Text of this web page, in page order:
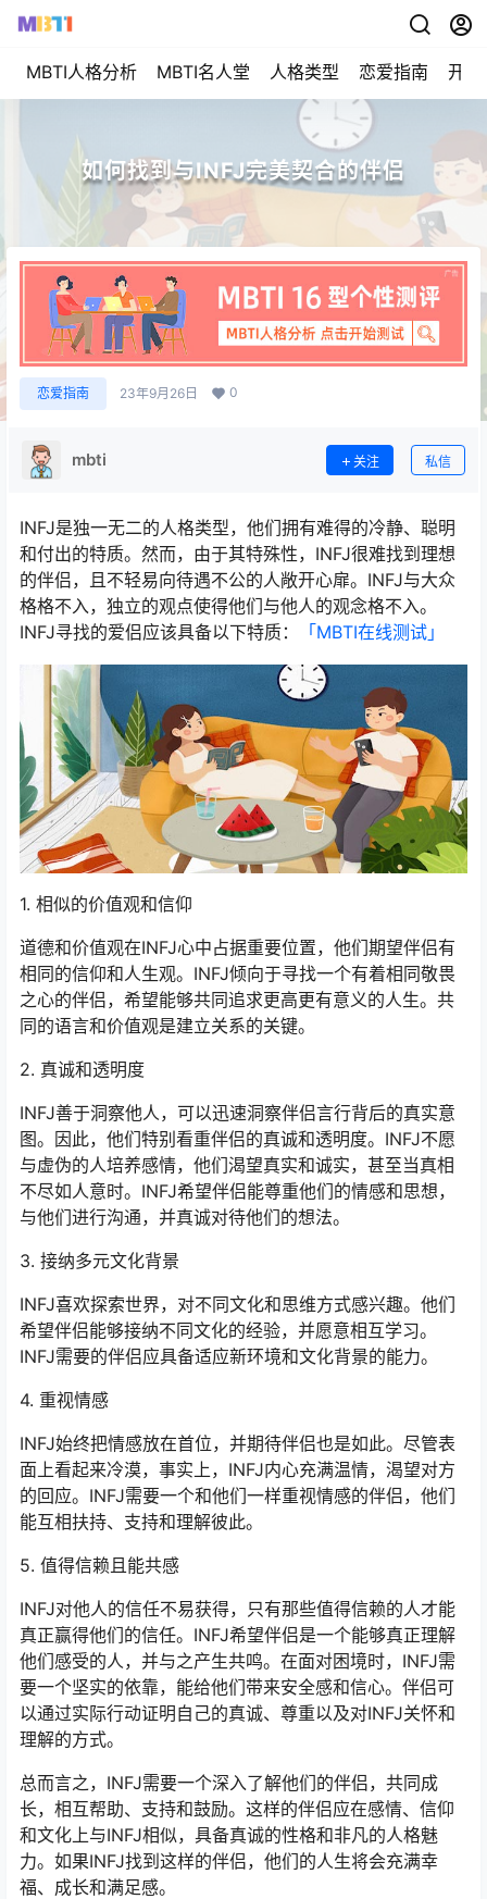
MBTI人格分析 MBTI名人堂 人格类型 恋爱指南 开始
如何找到与INFJ完美契合的伴侣
恋爱指南 23年9月26日 0
mbti 关注 私信
INFJ是独一无二的人格类型，他们拥有难得的冷静、聪明
和付出的特质。然而，由于其特殊性，INFJ很难找到理想
的伴侣，且不轻易向待遇不公的人敞开心扉。INFJ与大众
格格不入，独立的观点使得他们与他人的观念格不入。
INFJ寻找的爱侣应该具备以下特质：
「MBTI在线测试​」
1. 相似的价值观和信仰
道德和价值观在INFJ心中占据重要位置，他们期望伴侣有
相同的信仰和人生观。INFJ倾向于寻找一个有着相同敬畏
之心的伴侣，希望能够共同追求更高更有意义的人生。共
同的语言和价值观是建立关系的关键。
2. 真诚和透明度
INFJ善于洞察他人，可以迅速洞察伴侣言行背后的真实意
图。因此，他们特别看重伴侣的真诚和透明度。INFJ不愿
与虚伪的人培养感情，他们渴望真实和诚实，甚至当真相
不尽如人意时。INFJ希望伴侣能尊重他们的情感和思想，
与他们进行沟通，并真诚对待他们的想法。
3. 接纳多元文化背景
INFJ喜欢探索世界，对不同文化和思维方式感兴趣。他们
希望伴侣能够接纳不同文化的经验，并愿意相互学习。
INFJ需要的伴侣应具备适应新环境和文化背景的能力。
4. 重视情感
INFJ始终把情感放在首位，并期待伴侣也是如此。尽管表
面上看起来冷漠，事实上，INFJ内心充满温情，渴望对方
的回应。INFJ需要一个和他们一样重视情感的伴侣，他们
能互相扶持、支持和理解彼此。
5. 值得信赖且能共感
INFJ对他人的信任不易获得，只有那些值得信赖的人才能
真正赢得他们的信任。INFJ希望伴侣是一个能够真正理解
他们感受的人，并与之产生共鸣。在面对困境时，INFJ需
要一个坚实的依靠，能给他们带来安全感和信心。伴侣可
以通过实际行动证明自己的真诚、尊重以及对INFJ关怀和
理解的方式。
总而言之，INFJ需要一个深入了解他们的伴侣，共同成
长，相互帮助、支持和鼓励。这样的伴侣应在感情、信仰
和文化上与INFJ相似，具备真诚的性格和非凡的人格魅
力。如果INFJ找到这样的伴侣，他们的人生将会充满幸
福、成长和满足感。